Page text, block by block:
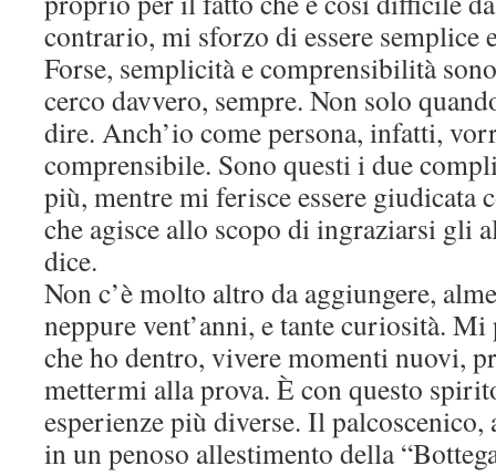
contrario, mi sforzo di essere semplice
Forse, semplicità e comprensibilità
cerco davvero, sempre. Non solo
dire. Anch’io come persona, infatti,
comprensibile. Sono questi i due
più, mentre mi ferisce essere giudicata
che agisce allo scopo di ingraziarsi gli
dice.
Non c’è molto altro da aggiungere,
neppure vent’anni, e tante curiosità.
che ho dentro, vivere momenti nuovi,
mettermi alla prova. È con questo
esperienze più diverse. Il palcoscenico,
in un penoso allestimento della